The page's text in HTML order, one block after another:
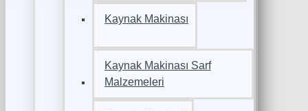
Kaynak Makinası
Kaynak Makinası Sarf
Malzemeleri